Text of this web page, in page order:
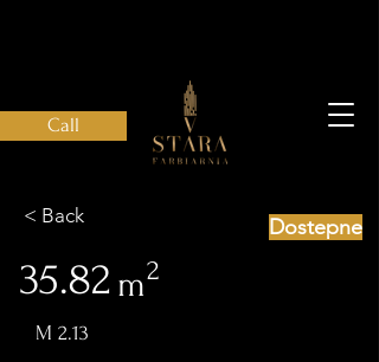
Call
< Back
35.82 m
M 2.13
Dostepne
2